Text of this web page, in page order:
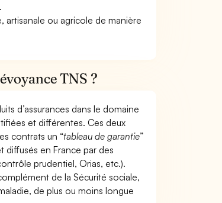
artisanale ou agricole de manière
TNS ?
d’assurances dans le domaine
et différentes. Ces deux
contrats un “tableau de garantie”
diffusés en France par des
prudentiel, Orias, etc.).
de la Sécurité sociale,
de plus ou moins longue